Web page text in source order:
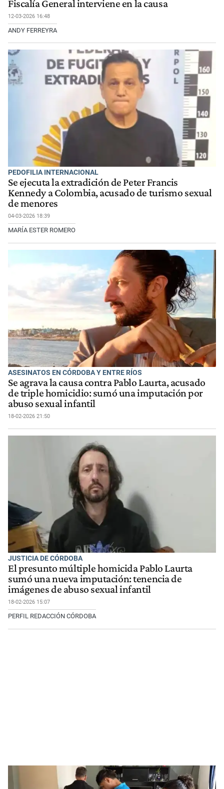
Fiscalía General interviene en la causa
12-03-2026 16:48
ANDY FERREYRA
PEDOFILIA INTERNACIONAL
Se ejecuta la extradición de Peter Francis
Kennedy a Colombia, acusado de turismo sexual
de menores
04-03-2026 18:39
MARÍA ESTER ROMERO
ASESINATOS EN CÓRDOBA Y ENTRE RÍOS
Se agrava la causa contra Pablo Laurta, acusado
de triple homicidio: sumó una imputación por
abuso sexual infantil
18-02-2026 21:50
JUSTICIA DE CÓRDOBA
El presunto múltiple homicida Pablo Laurta
sumó una nueva imputación: tenencia de
imágenes de abuso sexual infantil
18-02-2026 15:07
PERFIL REDACCIÓN CÓRDOBA